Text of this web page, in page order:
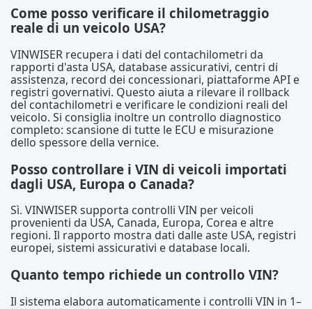
Come posso verificare il chilometraggio
reale di un veicolo USA?
VINWISER recupera i dati del contachilometri da
rapporti d'asta USA, database assicurativi, centri di
assistenza, record dei concessionari, piattaforme API e
registri governativi. Questo aiuta a rilevare il rollback
del contachilometri e verificare le condizioni reali del
veicolo. Si consiglia inoltre un controllo diagnostico
completo: scansione di tutte le ECU e misurazione
dello spessore della vernice.
Posso controllare i VIN di veicoli importati
dagli USA, Europa o Canada?
Sì. VINWISER supporta controlli VIN per veicoli
provenienti da USA, Canada, Europa, Corea e altre
regioni. Il rapporto mostra dati dalle aste USA, registri
europei, sistemi assicurativi e database locali.
Quanto tempo richiede un controllo VIN?
Il sistema elabora automaticamente i controlli VIN in 1–